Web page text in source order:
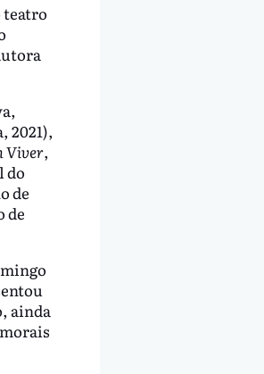
teatro
2021),
Viver,
do
de
de
ainda